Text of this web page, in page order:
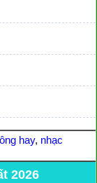
hay, nhạc
2026